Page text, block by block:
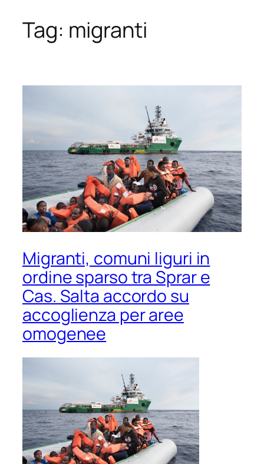
Tag: migranti
Migranti, comuni liguri in
ordine sparso tra Sprar e
Cas. Salta accordo su
accoglienza per aree
omogenee